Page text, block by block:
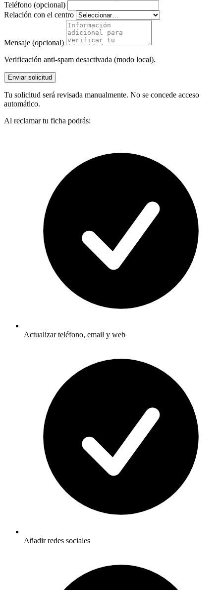
Teléfono (opcional)
Relación con el centro
Mensaje (opcional)
Verificación anti-spam desactivada (modo local).
Enviar solicitud
Tu solicitud será revisada manualmente. No se concede acceso
automático.
Al reclamar tu ficha podrás:
Actualizar teléfono, email y web
Añadir redes sociales